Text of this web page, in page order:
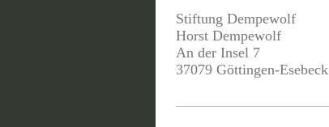
Stiftung Dempewolf
Horst Dempewolf
An der Insel 7
37079 Göttingen-Esebeck